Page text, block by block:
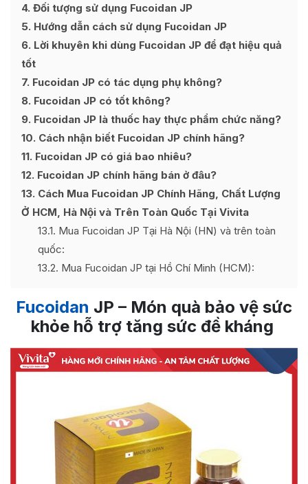
4 Đối tượng sử dụng Fucoidan JP
5 Hướng dẫn cách sử dụng Fucoidan JP
6 Lời khuyên khi dùng Fucoidan JP để đạt hiệu quả
tốt
7 Fucoidan JP có tác dụng phụ không?
8 Fucoidan JP có tốt không?
9 Fucoidan JP là thuốc hay thực phẩm chức năng?
10 Cách nhận biết Fucoidan JP chính hãng?
11 Fucoidan JP có giá bao nhiêu?
12 Fucoidan JP chính hãng bán ở đâu?
13 Cách Mua Fucoidan JP Chính Hãng, Chất Lượng
Ở HCM, Hà Nội và Trên Toàn Quốc Tại Vivita
13.1 Mua Fucoidan JP Tại Hà Nội (HN) và trên toàn
quốc:
13.2 Mua Fucoidan JP tại Hồ Chí Minh (HCM):
Fucoidan JP – Món quà bảo vệ sức
khỏe hỗ trợ tăng sức đề kháng